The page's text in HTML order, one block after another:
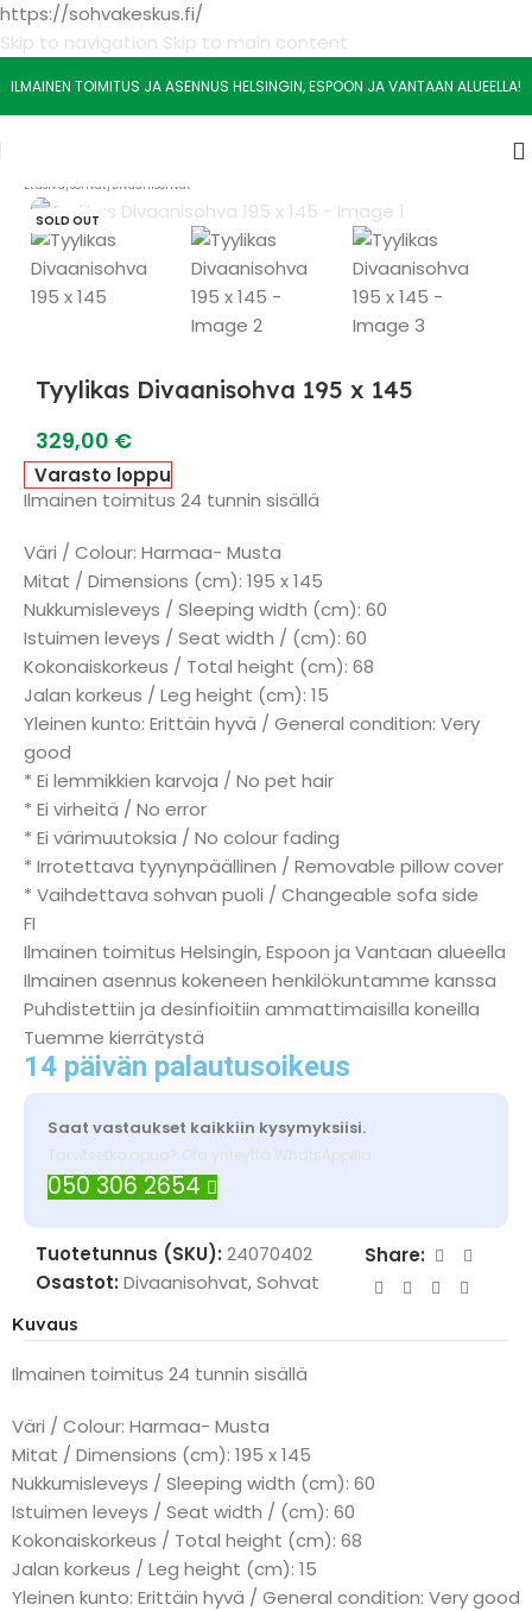
https://sohvakeskus.fi/
Skip to navigation Skip to main content
ILMAINEN TOIMITUS JA ASENNUS HELSINGIN, ESPOON JA VANTAAN ALUEELLA!
Etusivu/Sohvat/ Divaanisohvat
SOLD OUT
Tyylikas Divaanisohva 195 x 145
329,00 €
Varasto loppu
Ilmainen toimitus 24 tunnin sisällä
Väri / Colour: Harmaa- Musta
Mitat / Dimensions (cm): 195 x 145
Nukkumisleveys / Sleeping width (cm): 60
Istuimen leveys / Seat width / (cm): 60
Kokonaiskorkeus / Total height (cm): 68
Jalan korkeus / Leg height (cm): 15
Yleinen kunto: Erittäin hyvä / General condition: Very
good
* Ei lemmikkien karvoja / No pet hair
* Ei virheitä / No error
* Ei värimuutoksia / No colour fading
* Irrotettava tyynynpäällinen / Removable pillow cover
* Vaihdettava sohvan puoli / Changeable sofa side
FI
Ilmainen toimitus Helsingin, Espoon ja Vantaan alueella
Ilmainen asennus kokeneen henkilökuntamme kanssa
Puhdistettiin ja desinfioitiin ammattimaisilla koneilla
Tuemme kierrätystä
14 päivän palautusoikeus
Saat vastaukset kaikkiin kysymyksiisi.
Tarvitsetko apua? Ota yhteyttä WhatsAppilla
050 306 2654
Tuotetunnus (SKU): 24070402
Osastot: Divaanisohvat,Sohvat
Share:
Kuvaus
Ilmainen toimitus 24 tunnin sisällä
Väri / Colour: Harmaa- Musta
Mitat / Dimensions (cm): 195 x 145
Nukkumisleveys / Sleeping width (cm): 60
Istuimen leveys / Seat width / (cm): 60
Kokonaiskorkeus / Total height (cm): 68
Jalan korkeus / Leg height (cm): 15
Yleinen kunto: Erittäin hyvä / General condition: Very good